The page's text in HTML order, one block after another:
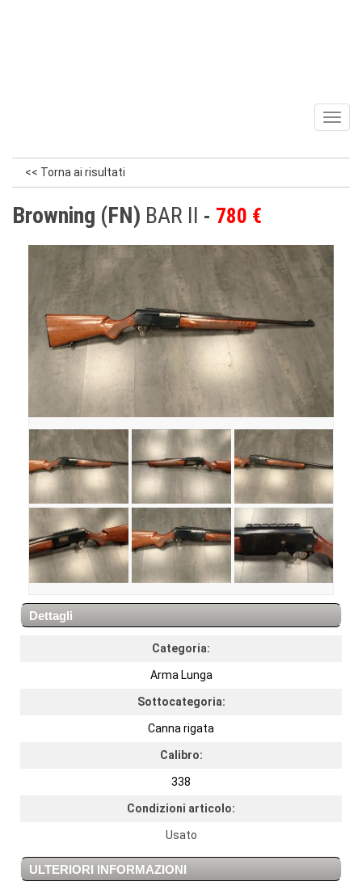
<< Torna ai risultati
Browning (FN) BAR II 780 €
Dettagli
Categoria:
Arma Lunga
Sottocategoria:
Canna rigata
Calibro:
338
Condizioni articolo:
Usato
ULTERIORI INFORMAZIONI